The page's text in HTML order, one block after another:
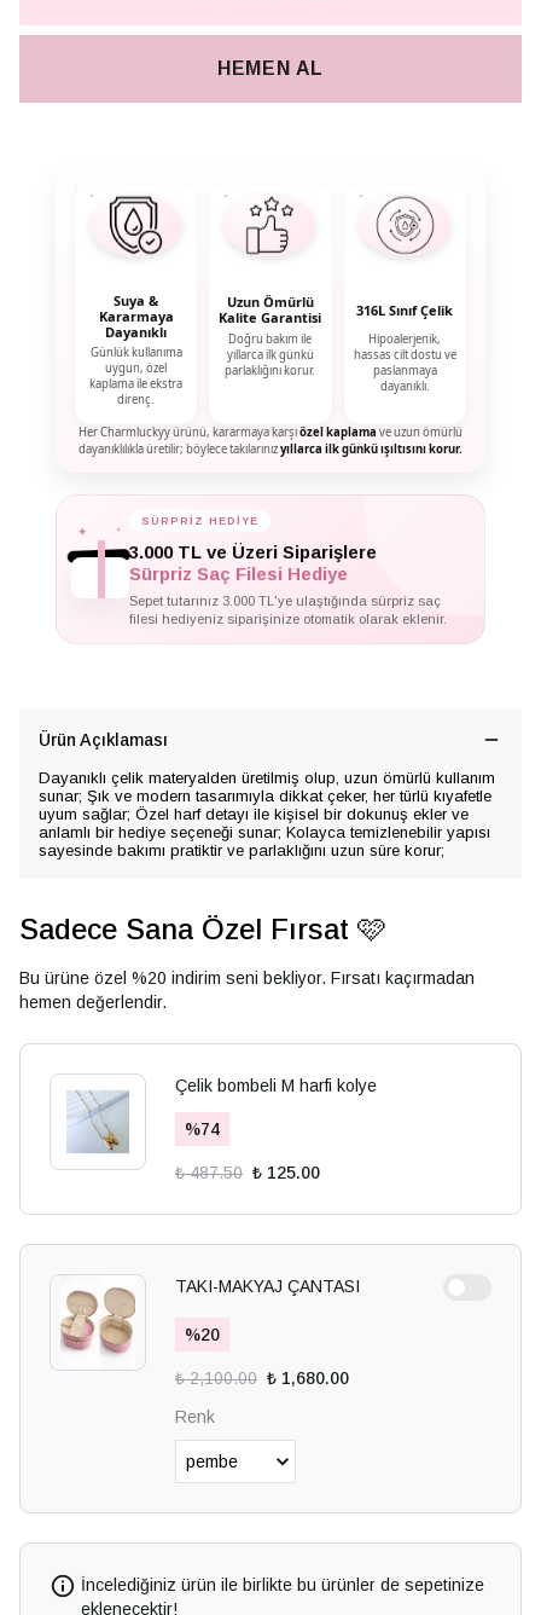
HEMEN AL
Suya &
Kararmaya
Dayanıklı
Günlük kullanıma
uygun, özel
kaplama ile ekstra
direnç.
Uzun Ömürlü
Kalite Garantisi
Doğru bakım ile
yıllarca ilk günkü
parlaklığını korur.
316L Sınıf Çelik
Hipoalerjenik,
hassas cilt dostu ve
paslanmaya
dayanıklı.
Her Charmluckyy ürünü, kararmaya karşıözel kaplama ve uzun ömürlü
dayanıklılıkla üretilir; böylece takılarınızyıllarca ilk günkü ışıltısını korur.
✦ SÜRPRİZ HEDİYE
3.000 TL ve Üzeri Siparişlere
Sürpriz Saç Filesi Hediye
Sepet tutarınız 3.000 TL'ye ulaştığında sürpriz saç
filesi hediyeniz siparişinize otomatik olarak eklenir.
Ürün Açıklaması
Dayanıklı çelik materyalden üretilmiş olup, uzun ömürlü kullanım
sunar; Şık ve modern tasarımıyla dikkat çeker, her türlü kıyafetle
uyum sağlar; Özel harf detayı ile kişisel bir dokunuş ekler ve
anlamlı bir hediye seçeneği sunar; Kolayca temizlenebilir yapısı
sayesinde bakımı pratiktir ve parlaklığını uzun süre korur;
Sadece Sana Özel Fırsat 🩷
Bu ürüne özel %20 indirim seni bekliyor. Fırsatı kaçırmadan
hemen değerlendir.
Çelik bombeli M harfi kolye
%74
₺ 487.50 ₺ 125.00
TAKI-MAKYAJ ÇANTASI
%20
₺ 2,100.00 ₺ 1,680.00
Renk
İncelediğiniz ürün ile birlikte bu ürünler de sepetinize
eklenecektir!